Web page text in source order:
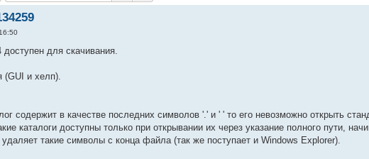
для скачивания.
(GUI и хелп).
содержит в качестве последних символов '.' и ' ' то его невозможно открыть
каталоги доступны только при открывании их через указание полного пути,
такие символы с конца файла (так же поступает и Windows Explorer).